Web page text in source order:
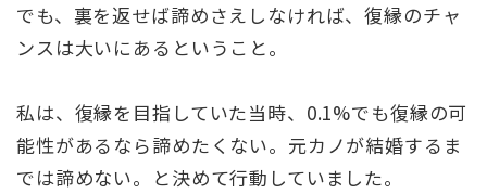
でも、裏を返せば諦めさえしなければ、復縁のチャ
ンスは大いにあるということ。
私は、復縁を目指していた当時、0.1%でも復縁の可
能性があるなら諦めたくない。元カノが結婚するま
では諦めない。と決めて行動していました。